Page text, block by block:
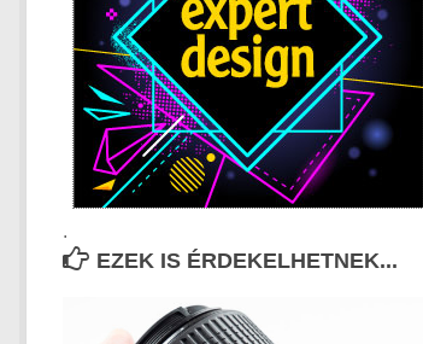
.
EZEK IS ÉRDEKELHETNEK...